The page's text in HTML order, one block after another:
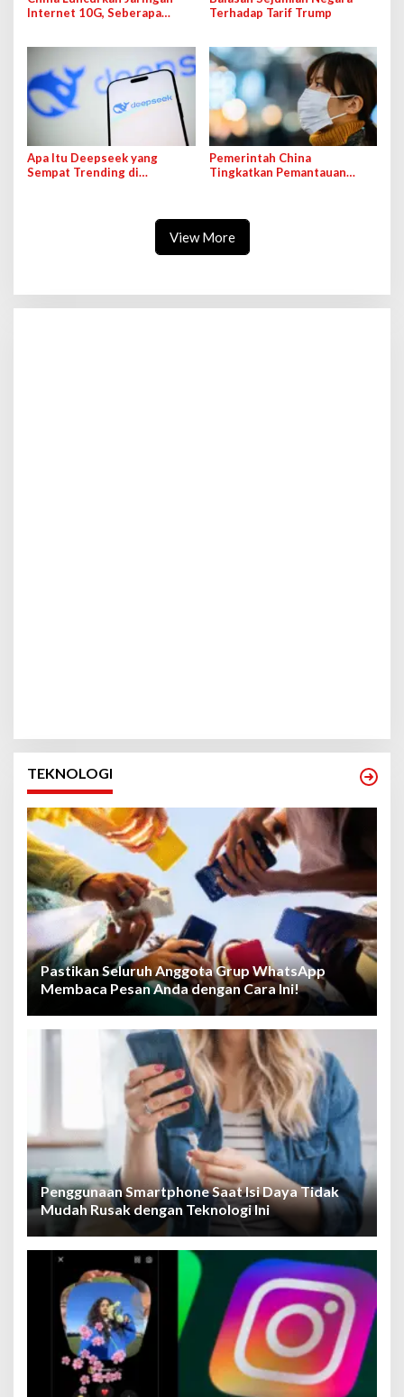
Internet 10G, Seberapa
Terhadap Tarif Trump
Apa Itu Deepseek yang
Sempat Trending di
Pemerintah China
Tingkatkan Pemantauan
View More
TEKNOLOGI
Pastikan Seluruh Anggota Grup WhatsApp
Membaca Pesan Anda dengan Cara Ini!
Penggunaan Smartphone Saat Isi Daya Tidak
Mudah Rusak dengan Teknologi Ini